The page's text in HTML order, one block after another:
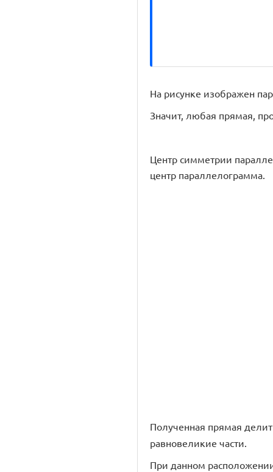
На рисунке изображен
Значит, любая прямая,
Центр симметрии
центр параллелограмма.
Полученная прямая
равновеликие части.
При данном